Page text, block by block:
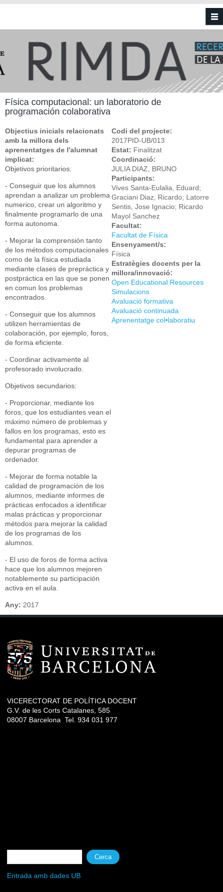
Vés al contingut
Física computacional: un laboratorio de
programación colaborativa
Objectius inicials relacionats
amb la millora dels
aprenentatges de l'alumnat
implicat:
Objetivos prioritarios:
- Conseguir que los alumnos
aprendan a analizar un problema
numerico, crear un algoritmo y
finalmente programarlo de una
forma autonoma.
- Mejorar la comprensión tanto
de los métodos computacionales
como de la física estudiada
mediante clases de prepráctica y
postpráctica en las que se ponen
en comun los problemas
encontrados.
- Conseguir que los alumnos
utilizen herramientas de
colaboración, por ejemplo, foros,
de forma eficiente.
- Coordinar activamente al
profesorado involucrado.
Objetivos secundarios:
- Proporcionar, mediante los
foros, que los estudiantes vean el
máximo número de problemas y
fallos en los programas, esto es
fundamental para aprender a
depurar programas de
ordenador.
- Mejorar de forma notable la
calidad de programación de los
alumnos, mediante informes de
prácticas enfocados a identificar
malas prácticas y proporcionar
métodos para mejorar la calidad
de los programas de los
alumnos.
- El uso de foros de forma activa
hace que los alumnos mejoren
notablemente su participación
activa en el aula.
Codi del projecte:
2017PID-UB/013
Estat: Finalitzat
Coordinació:
JULIA DIAZ, BRUNO
Participants:
Vives Santa-Eulalia, Eduard;
Graciani Diaz, Ricardo; Latorre
Sentis, Jose Ignacio; Ricardo
Mayol Sanchez
Facultat:
Facultat de Física
Ensenyament/s:
Física
Estratègies docents per la
millora/innovació:
Open Educational Resources
Simulacions
Avaluació formativa
Avaluació continuada
Aprenentatge col•laboratiu
Any: 2017
VICERECTORAT DE POLÍTICA DOCENT
G.V. de les Corts Catalanes, 585
08007 Barcelona Tel. 934 031 977
Formulari de cerca
Cerca
Entrada amb dades UB